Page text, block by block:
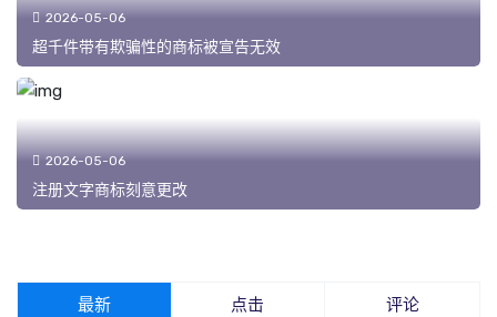
2026-05-06
超千件带有欺骗性的商标被宣告无效
2026-05-06
注册文字商标刻意更改
最新 点击 评论